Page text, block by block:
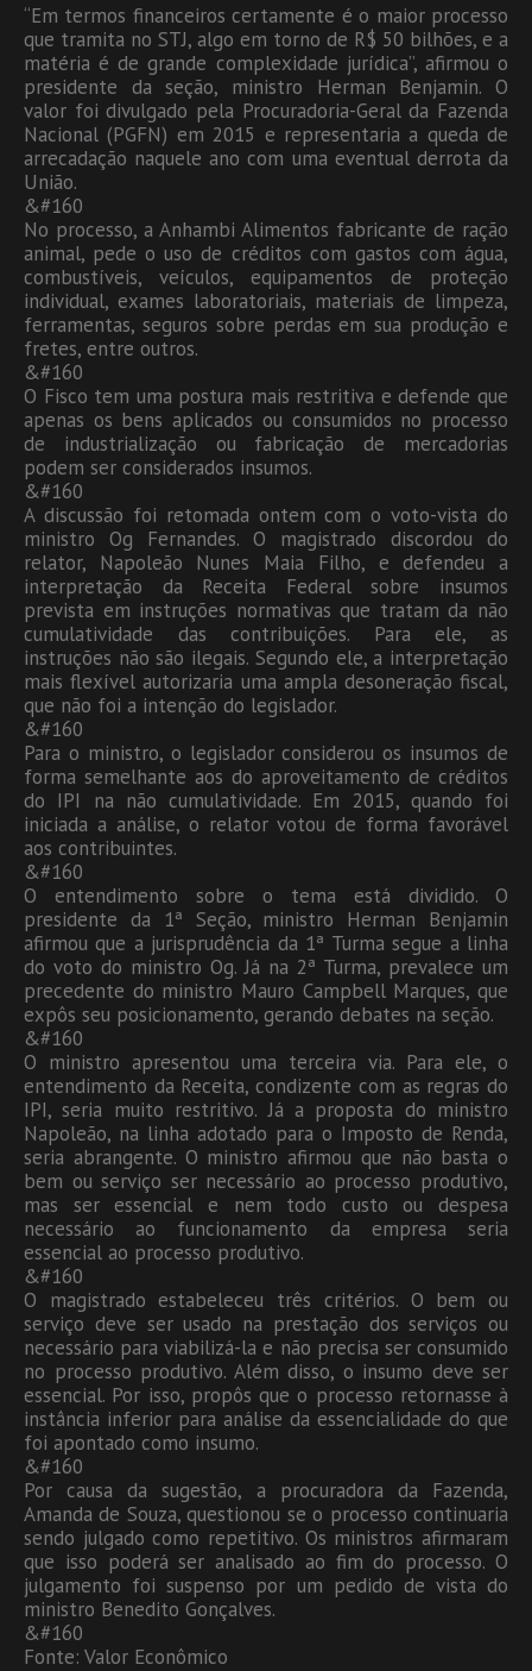
“Em termos financeiros certamente é o maior processo
que tramita no STJ, algo em torno de R$ 50 bilhões, e a
matéria é de grande complexidade jurídica”, afirmou o
presidente da seção, ministro Herman Benjamin. O
valor foi divulgado pela Procuradoria-Geral da Fazenda
Nacional (PGFN) em 2015 e representaria a queda de
arrecadação naquele ano com uma eventual derrota da
União.
&#160
No processo, a Anhambi Alimentos fabricante de ração
animal, pede o uso de créditos com gastos com água,
combustíveis, veículos, equipamentos de proteção
individual, exames laboratoriais, materiais de limpeza,
ferramentas, seguros sobre perdas em sua produção e
fretes, entre outros.
&#160
O Fisco tem uma postura mais restritiva e defende que
apenas os bens aplicados ou consumidos no processo
de industrialização ou fabricação de mercadorias
podem ser considerados insumos.
&#160
A discussão foi retomada ontem com o voto-vista do
ministro Og Fernandes. O magistrado discordou do
relator, Napoleão Nunes Maia Filho, e defendeu a
interpretação da Receita Federal sobre insumos
prevista em instruções normativas que tratam da não
cumulatividade das contribuições. Para ele, as
instruções não são ilegais. Segundo ele, a interpretação
mais flexível autorizaria uma ampla desoneração fiscal,
que não foi a intenção do legislador.
&#160
Para o ministro, o legislador considerou os insumos de
forma semelhante aos do aproveitamento de créditos
do IPI na não cumulatividade. Em 2015, quando foi
iniciada a análise, o relator votou de forma favorável
aos contribuintes.
&#160
O entendimento sobre o tema está dividido. O
presidente da 1ª Seção, ministro Herman Benjamin
afirmou que a jurisprudência da 1ª Turma segue a linha
do voto do ministro Og. Já na 2ª Turma, prevalece um
precedente do ministro Mauro Campbell Marques, que
expôs seu posicionamento, gerando debates na seção.
&#160
O ministro apresentou uma terceira via. Para ele, o
entendimento da Receita, condizente com as regras do
IPI, seria muito restritivo. Já a proposta do ministro
Napoleão, na linha adotado para o Imposto de Renda,
seria abrangente. O ministro afirmou que não basta o
bem ou serviço ser necessário ao processo produtivo,
mas ser essencial e nem todo custo ou despesa
necessário ao funcionamento da empresa seria
essencial ao processo produtivo.
&#160
O magistrado estabeleceu três critérios. O bem ou
serviço deve ser usado na prestação dos serviços ou
necessário para viabilizá-la e não precisa ser consumido
no processo produtivo. Além disso, o insumo deve ser
essencial. Por isso, propôs que o processo retornasse à
instância inferior para análise da essencialidade do que
foi apontado como insumo.
&#160
Por causa da sugestão, a procuradora da Fazenda,
Amanda de Souza, questionou se o processo continuaria
sendo julgado como repetitivo. Os ministros afirmaram
que isso poderá ser analisado ao fim do processo. O
julgamento foi suspenso por um pedido de vista do
ministro Benedito Gonçalves.
&#160
Fonte: Valor Econômico